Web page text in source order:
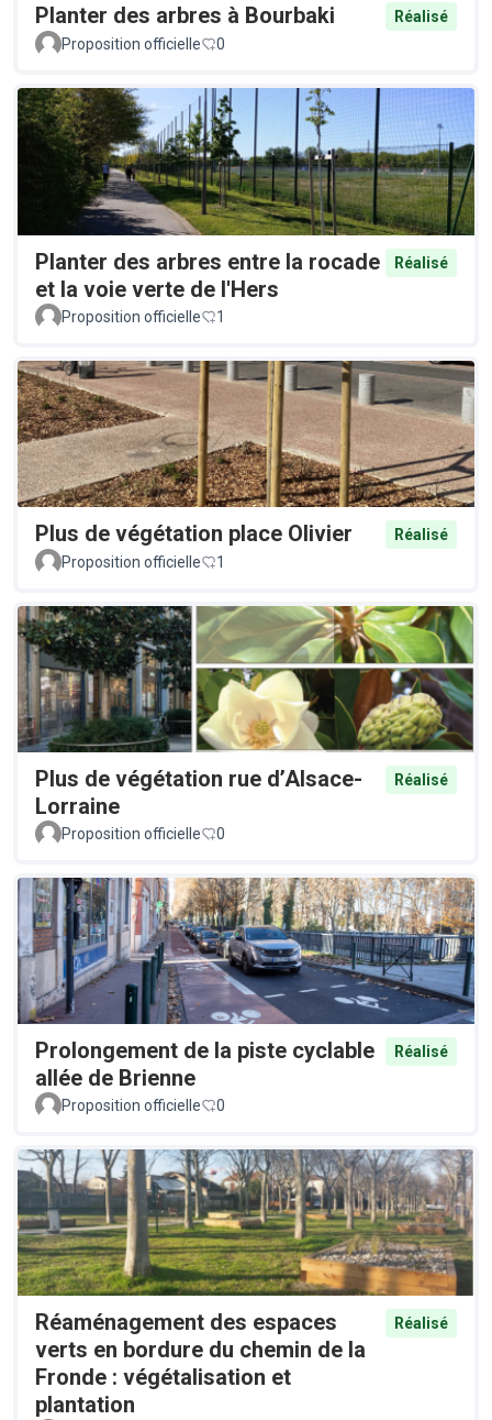
Planter des arbres à Bourbaki
Réalisé
Proposition officielle
0
Planter des arbres entre la rocade
et la voie verte de l'Hers
Réalisé
Proposition officielle 1
Plus de végétation place Olivier
Réalisé
Proposition officielle
1
Plus de végétation rue d’Alsace-
Lorraine
Réalisé
Proposition officielle 0
Prolongement de la piste cyclable
allée de Brienne
Réalisé
Proposition officielle 0
Réaménagement des espaces
verts en bordure du chemin de la
Fronde : végétalisation et
plantation
Réalisé